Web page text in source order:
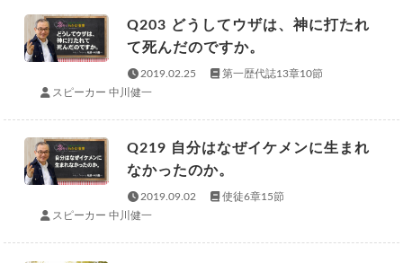
Q203 どうしてウザは、神に打たれ
て死んだのですか。
2019.02.25
第一歴代誌13章10節
スピーカー 中川健一
Q219 自分はなぜイケメンに生まれ
なかったのか。
2019.09.02
使徒6章15節
スピーカー 中川健一